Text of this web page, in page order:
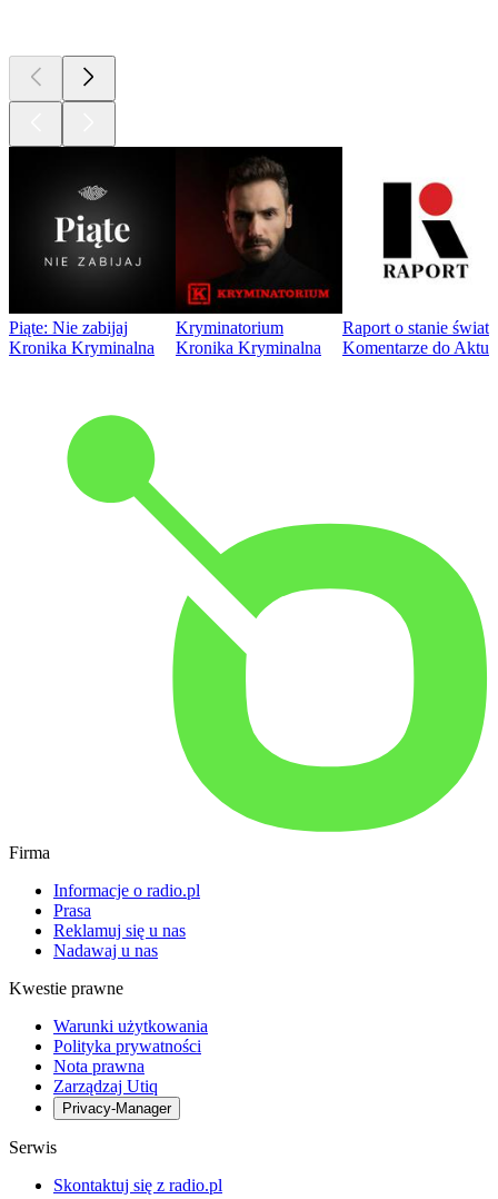
Piąte: Nie zabijaj
Kronika Kryminalna
Kryminatorium
Kronika Kryminalna
Raport o stanie
Komentarze do
Firma
Informacje o radio.pl
Prasa
Reklamuj się u nas
Nadawaj u nas
Kwestie prawne
Warunki użytkowania
Polityka prywatności
Nota prawna
Zarządzaj Utiq
Privacy-Manager
Serwis
Skontaktuj się z radio.pl